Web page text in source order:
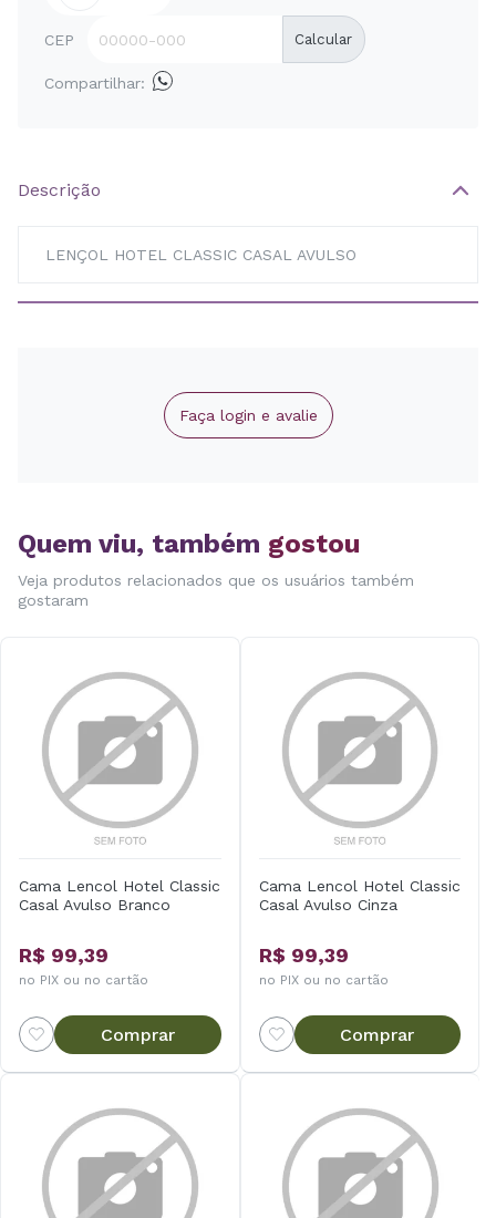
CEP Calcular
Compartilhar:
Descrição
LENÇOL HOTEL CLASSIC CASAL AVULSO
Faça login e avalie
Quem viu, também gostou
Veja produtos relacionados que os usuários também
gostaram
Cama Lencol Hotel Classic
Casal Avulso Branco
R$ 99,39
no PIX ou no cartão
Comprar
Cama Lencol Hotel Classic
Casal Avulso Cinza
R$ 99,39
no PIX ou no cartão
Comprar